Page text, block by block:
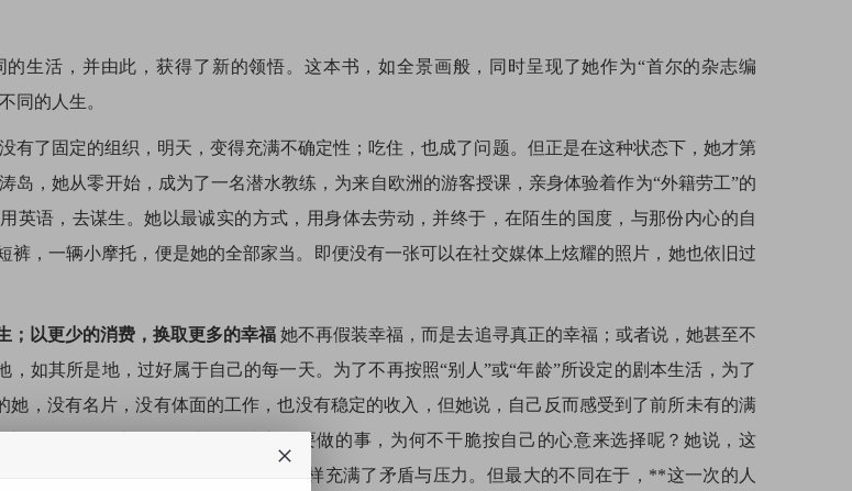
生活，并由此，获得了新的领悟。这本书，如全景画般，同时呈现了她作为“首尔的杂志编
同的人生。
没有了固定的组织，明天，变得充满不确定性；吃住，也成了问题。但正是在这种状态下，她才第
岛，她从零开始，成为了一名潜水教练，为来自欧洲的游客授课，亲身体验着作为“外籍劳工”的
英语，去谋生。她以最诚实的方式，用身体去劳动，并终于，在陌生的国度，与那份内心的自
裤，一辆小摩托，便是她的全部家当。即便没有一张可以在社交媒体上炫耀的照片，她也依旧过
；以更少的消费，换取更多的幸福 她不再假装幸福，而是去追寻真正的幸福；或者说，她甚至不
，如其所是地，过好属于自己的每一天。为了不再按照“别人”或“年龄”所设定的剧本生活，为了
她，没有名片，没有体面的工作，也没有稳定的收入，但她说，自己反而感受到了前所未有的满
，那么，至少往后要生活的地方、要做的事，为何不干脆按自己的心意来选择呢？她说，这
么大的“勇气”。 在涛岛的生活，也同样充满了矛盾与压力。但最大的不同在于，**这一次的人